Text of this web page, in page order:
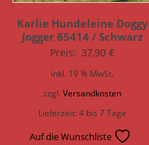
Karlie Hundeleine Doggy
Jogger 65414 / Schwarz
Preis: 37,90€
inkl. 19 % MwSt.
zzgl.Versandkosten
Lieferzeit:4 bis 7 Tage
Auf die Wunschliste